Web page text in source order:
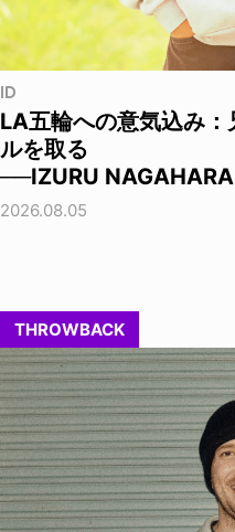
ID
LA五輪への意気込み
ルを取る
──IZURU
2026.08.05
THROWBACK